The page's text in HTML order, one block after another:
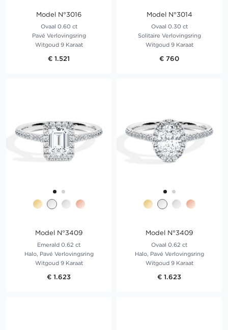
Model N°3016
Ovaal 0.60 ct
Pavé Verlovingsring
Witgoud 9 Karaat
€ 1.521
Model N°3014
Ovaal 0.30 ct
Solitaire Verlovingsring
Witgoud 9 Karaat
€ 760
Model N°3409
Emerald 0.62 ct
Halo, Pavé Verlovingsring
Witgoud 9 Karaat
€ 1.623
Model N°3409
Ovaal 0.62 ct
Halo, Pavé Verlovingsring
Witgoud 9 Karaat
€ 1.623